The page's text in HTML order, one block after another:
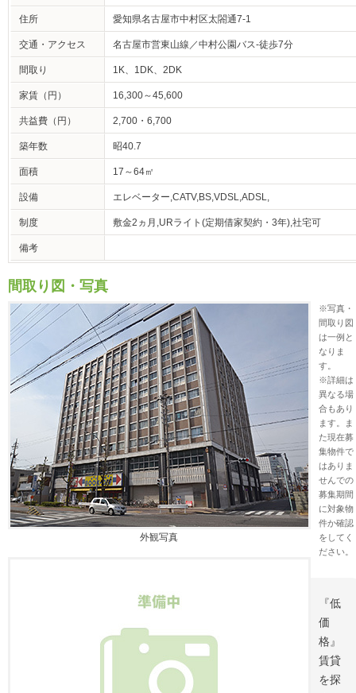
住所 愛知県名古屋市中村区太閤通7-1
交通・アクセス 名古屋市営東山線／中村公園バス-徒歩7分
間取り 1K、1DK、2DK
家賃（円） 16,300～45,600
共益費（円） 2,700・6,700
築年数 昭40.7
面積 17～64㎡
設備 エレベーター,CATV,BS,VDSL,ADSL,
制度 敷金2ヵ月,URライト(定期借家契約・3年),社宅可
備考
間取り図・写真
外観写真
※写真・
間取り図
は一例と
なりま
す。
※詳細は
異なる場
合もあり
ます。ま
た現在募
集物件で
はありま
せんでの
募集期間
に対象物
件か確認
をしてく
ださい。
『低
価
格』
賃貸
を探